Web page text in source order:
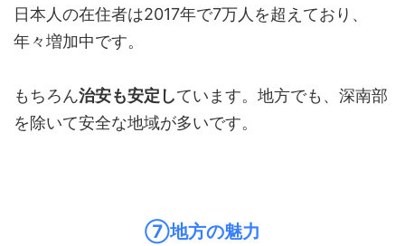
日本人の在住者は2017年で7万人を超えており、
年々増加中です。
もちろん治安も安定しています。地方でも、深南部
を除いて安全な地域が多いです。
⑦地方の魅力